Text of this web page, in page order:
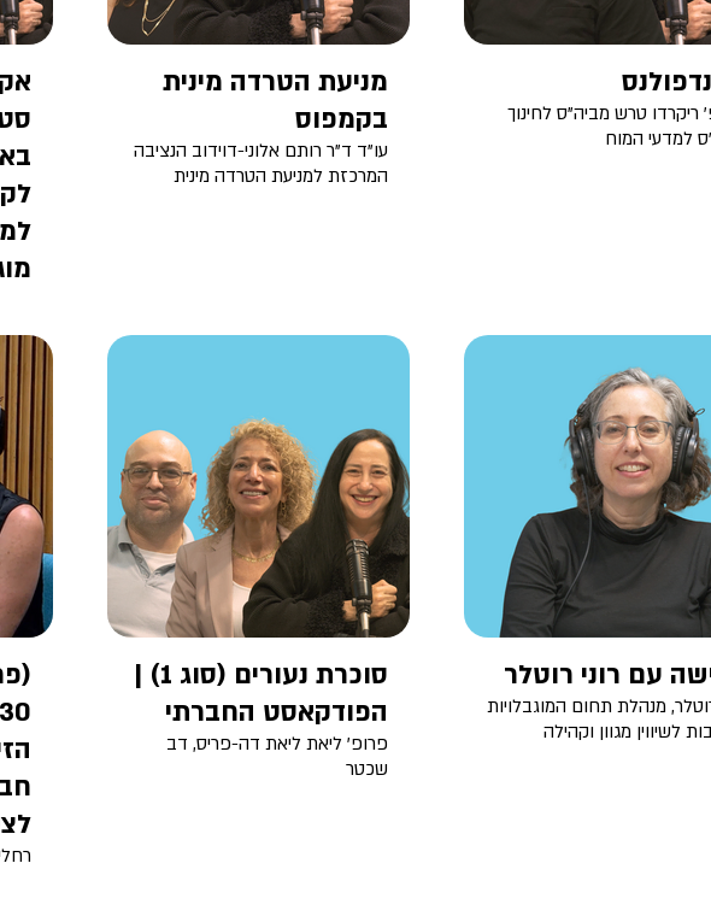
ריקרדו טרש מביה"ס לחינוך
למדעי המוח
מניעת הטרדה מינית
בקמפוס
עו"ד ד"ר רותם אלוני-דוידוב הנציבה
המרכזת למניעת הטרדה מינית
עם רוני רוטלר
מנהלת תחום המוגבלויות
לשיווין מגוון וקהילה
סוכרת נעורים (סוג 1) |
הפודקאסט החברתי
פרופ' ליאת ליאת דה-פריס, דב
שכטר